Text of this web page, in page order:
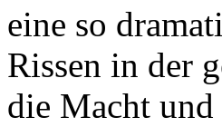
eine so
Rissen in der
die Macht